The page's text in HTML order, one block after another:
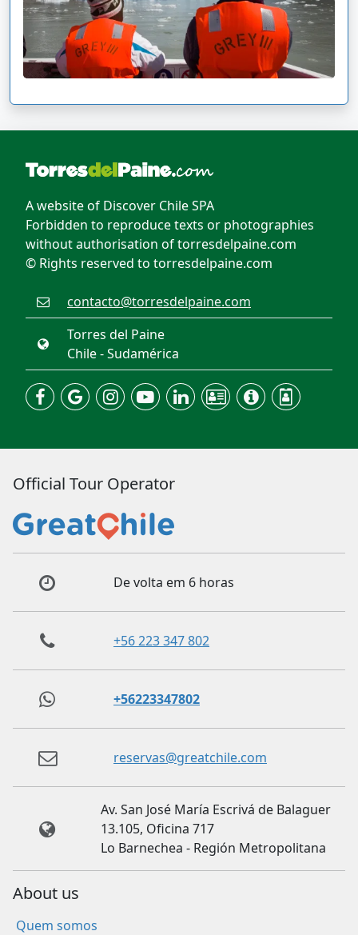
A website of Discover Chile SPA
Forbidden to reproduce texts or photographies
without authorisation of torresdelpaine.com
© Rights reserved to torresdelpaine.com
contacto@torresdelpaine.com
Torres del Paine
Chile - Sudamérica
Official Tour Operator
De volta em 6 horas
+56 223 347 802
+56223347802
reservas@greatchile.com
Av. San José María Escrivá de Balaguer
13.105, Oficina 717
Lo Barnechea - Región Metropolitana
About us
Quem somos